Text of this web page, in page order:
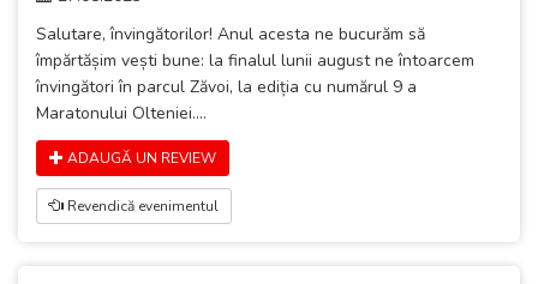
Salutare, învingătorilor! Anul acesta ne bucurăm să
împărtășim vești bune: la finalul lunii august ne întoarcem
învingători în parcul Zăvoi, la ediția cu numărul 9 a
Maratonului Olteniei....
ADAUGĂ UN REVIEW
Revendică evenimentul